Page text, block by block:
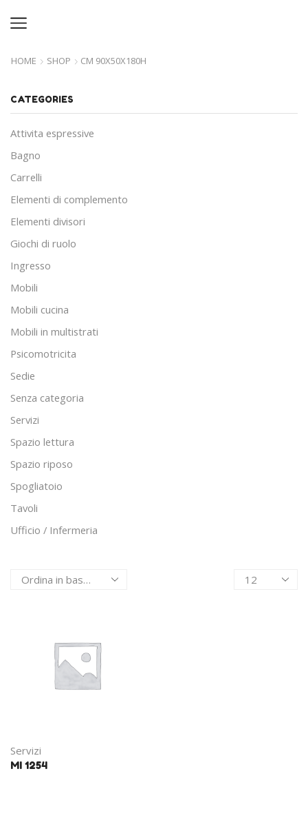
HOME SHOP CM 90X50X180H
Products
Servizi
MI 1254
CATEGORIES
Attivita espressive
Bagno
Carrelli
Elementi di complemento
Elementi divisori
Giochi di ruolo
Ingresso
Mobili
Mobili cucina
Mobili in multistrati
Psicomotricita
Sedie
Senza categoria
Servizi
Spazio lettura
Spazio riposo
Spogliatoio
Tavoli
Ufficio / Infermeria